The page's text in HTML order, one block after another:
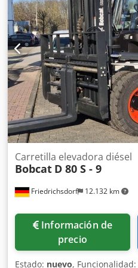
Friedrichsdorf 12.132 km
Carretilla elevadora diésel
Bobcat D 80 S - 9
Información de
precio
Estado: nuevo, Funcionalidad: